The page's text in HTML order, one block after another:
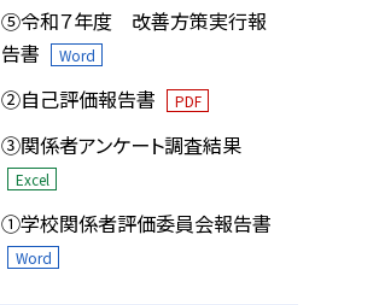
⑤令和７年度 改善方策実行報
告書
Word
②自己評価報告書 PDF
③関係者アンケート調査結果
Excel
①学校関係者評価委員会報告書
Word